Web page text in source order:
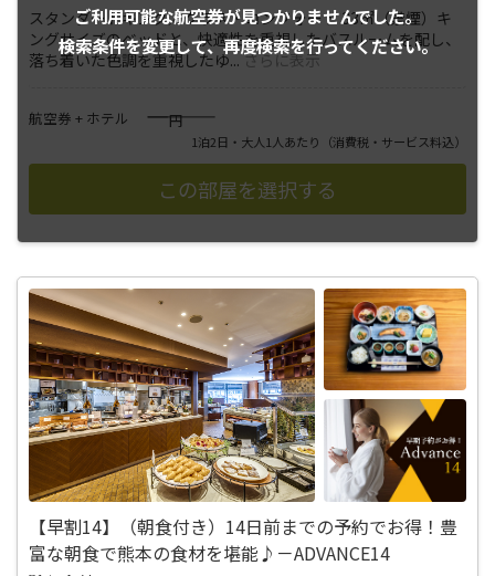
ご利用可能な航空券が見つかりませんでした。
検索条件を変更して、再度検索を行ってください。
スタンダードキング／クラス・コンフォート 33㎡（禁煙）キ
ングサイズのベッドと、快適性を重視したバスルームを配し、
落ち着いた色調を重視したゆ... さらに表示
航空券 + ホテル ――――円
1泊2日・大人1人あたり （消費税・サービス料込）
【早割14】（朝食付き）14日前までの予約でお得！豊
富な朝食で熊本の食材を堪能♪－ADVANCE14